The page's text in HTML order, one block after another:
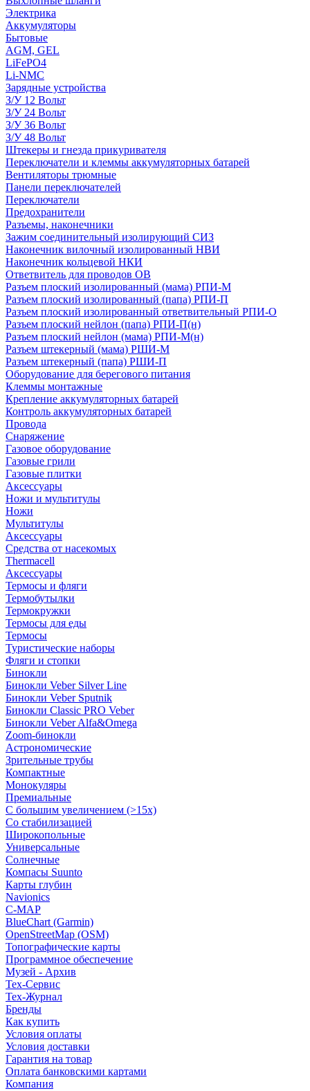
Электрика
Аккумуляторы
Бытовые
AGM, GEL
LiFePO4
Li-NMC
Зарядные устройства
З/У 12 Вольт
З/У 24 Вольт
З/У 36 Вольт
З/У 48 Вольт
Штекеры и гнезда прикуривателя
Переключатели и клеммы аккумуляторных батарей
Вентиляторы трюмные
Панели переключателей
Переключатели
Предохранители
Разъемы, наконечники
Зажим соединительный изолирующий СИЗ
Наконечник вилочный изолированный НВИ
Наконечник кольцевой НКИ
Ответвитель для проводов ОВ
Разъем плоский изолированный (мама) РПИ-М
Разъем плоский изолированный (папа) РПИ-П
Разъем плоский изолированный ответвительный РПИ-О
Разъем плоский нейлон (папа) РПИ-П(н)
Разъем плоский нейлон (мама) РПИ-М(н)
Разъем штекерный (мама) РШИ-М
Разъем штекерный (папа) РШИ-П
Оборудование для берегового питания
Клеммы монтажные
Крепление аккумуляторных батарей
Контроль аккумуляторных батарей
Провода
Снаряжение
Газовое оборудование
Газовые грили
Газовые плитки
Аксессуары
Ножи и мультитулы
Ножи
Мультитулы
Аксессуары
Средства от насекомых
Thermacell
Аксессуары
Термосы и фляги
Термобутылки
Термокружки
Термосы для еды
Термосы
Туристические наборы
Фляги и стопки
Бинокли
Бинокли Veber Silver Line
Бинокли Veber Sputnik
Бинокли Classic PRO Veber
Бинокли Veber Alfa&Omega
Zoom-бинокли
Астрономические
Зрительные трубы
Компактные
Монокуляры
Премиальные
С большим увеличением (>15x)
Со стабилизацией
Широкопольные
Универсальные
Солнечные
Компасы Suunto
Карты глубин
Navionics
C-MAP
BlueChart (Garmin)
OpenStreetMap (OSM)
Топографические карты
Программное обеспечение
Музей - Архив
Tex-Сервис
Тех-Журнал
Бренды
Как купить
Условия оплаты
Условия доставки
Гарантия на товар
Оплата банковскими картами
Компания